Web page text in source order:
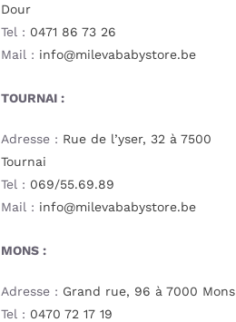
Dour
Tel : 0471 86 73 26
Mail : info@milevababystore.be
TOURNAI :
Adresse : Rue de l’yser, 32 à 7500
Tournai
Tel : 069/55.69.89
Mail : info@milevababystore.be
MONS :
Adresse : Grand rue, 96 à 7000 Mons
Tel : 0470 72 17 19